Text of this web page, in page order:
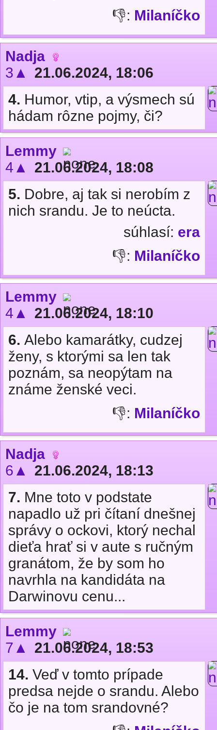
👎: Milaníčko
Nadja
3▲
21.06.2024, 18:06
4. Humor, vtip, a výsmech sú
hádam rôzne pojmy, či?
Lemmy
4▲
21.06.2024, 18:08
5. Dobre, aj tak si nerobím z
nich srandu. Je to neúcta.
súhlasí: era
👎: Milaníčko
Lemmy
4▲
21.06.2024, 18:10
6. Alebo kamarátky, cudzej
ženy, s ktorými sa len tak
poznám, sa neopýtam na
známe ženské veci.
👎: Milaníčko
Nadja
6▲
21.06.2024, 18:13
7. Mne toto v podstate
napadlo už pri čítaní dnešnej
správy o ockovi, ktorý nechal
dieťa hrať si v aute s ručným
granátom, že by som ho
navrhla na kandidáta na
Darwinovu cenu...
Lemmy
7▲
21.06.2024, 18:53
14. Veď v tomto prípade
predsa nejde o srandu. Alebo
čo je na tom srandovné?